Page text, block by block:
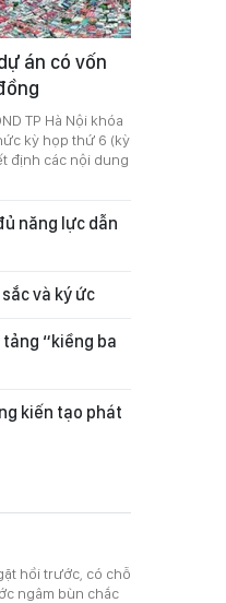
án có vốn
TP Hà Nội khóa
kỳ họp thứ 6 (kỳ
định các nội dung
năng lực dẫn
và ký ức
“kiềng ba
kiến tạo phát
hồi trước, có chỗ
ngâm bùn chắc